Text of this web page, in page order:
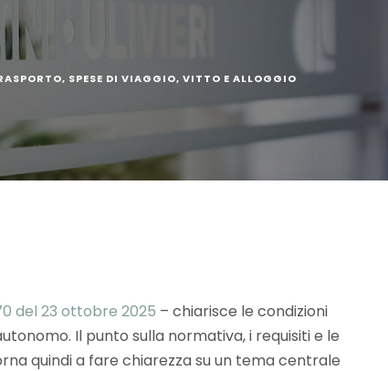
, SPESE DI VIAGGIO, VITTO E ALLOGGIO
del 23 ottobre 2025 – chiarisce le condizioni
Il punto sulla normativa, i requisiti e le
quindi a fare chiarezza su un tema centrale